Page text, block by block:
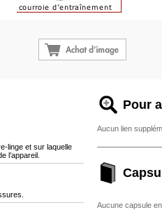
linge et sur laquelle
l’appareil.
Pour
Aucun lien
Aucune capsule